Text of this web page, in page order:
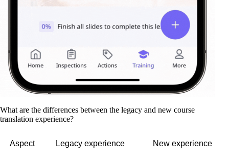
What are the differences between the legacy and new course
translation experience?
Aspect Legacy experience New experience